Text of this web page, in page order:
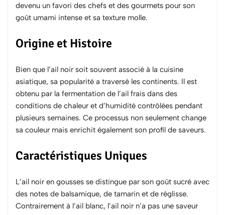
devenu un favori des chefs et des gourmets pour son
goût umami intense et sa texture molle.
Origine et Histoire
Bien que l’ail noir soit souvent associé à la cuisine
asiatique, sa popularité a traversé les continents. Il est
obtenu par la fermentation de l’ail frais dans des
conditions de chaleur et d’humidité contrôlées pendant
plusieurs semaines. Ce processus non seulement change
sa couleur mais enrichit également son profil de saveurs.
Caractéristiques Uniques
L’ail noir en gousses se distingue par son goût sucré avec
des notes de balsamique, de tamarin et de réglisse.
Contrairement à l’ail blanc, l’ail noir n’a pas une saveur